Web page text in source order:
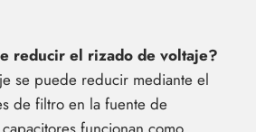
reducir el rizado de voltaje?
se puede reducir mediante el
de filtro en la fuente de